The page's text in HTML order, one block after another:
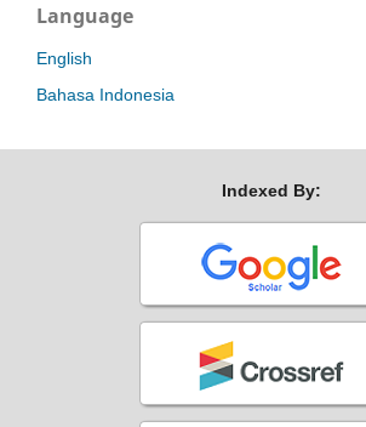
Language
English
Bahasa Indonesia
Indexed By: